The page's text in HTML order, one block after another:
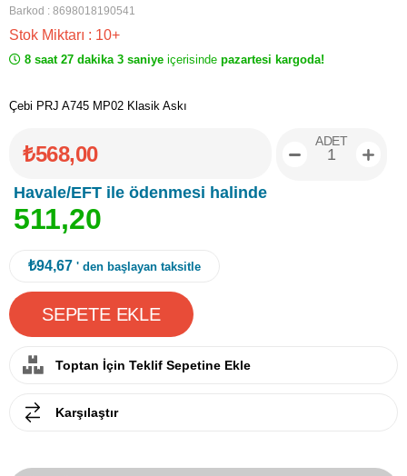
Barkod : 8698018190541
Stok Miktarı : 10+
8 saat 27 dakika 3 saniye içerisinde pazartesi kargoda!
Çebi PRJ A745 MP02 Klasik Askı
₺568,00
Havale/EFT ile ödenmesi halinde
511,20
ADET
₺94,67 ' den başlayan taksitle
Toptan İçin Teklif Sepetine Ekle
Karşılaştır